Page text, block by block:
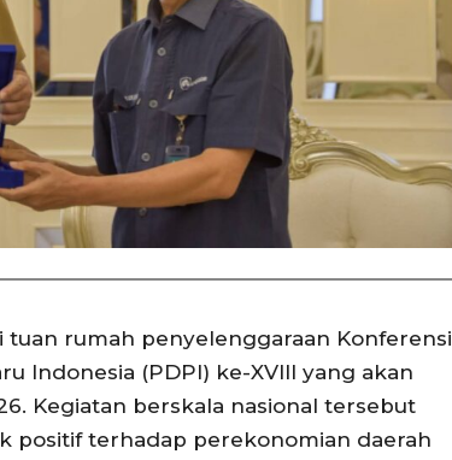
rumah penyelenggaraan Konferensi
Indonesia (PDPI) ke-XVIII yang akan
Kegiatan berskala nasional tersebut
positif terhadap perekonomian daerah